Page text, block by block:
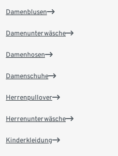
Damenblusen
Damenunterwäsche
Damenhosen
Damenschuhe
Herrenpullover
Herrenunterwäsche
Kinderkleidung